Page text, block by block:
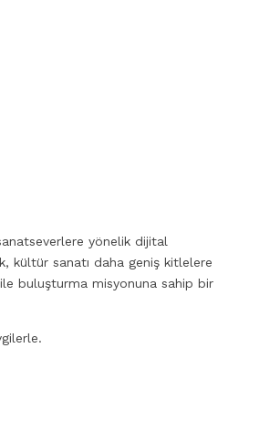
yönelik dijital
kültür sanatı daha geniş kitlelere
buluşturma misyonuna sahip bir